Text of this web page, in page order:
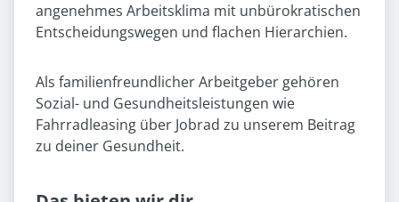
angenehmes Arbeitsklima mit unbürokratischen
Entscheidungswegen und flachen Hierarchien.
Als familienfreundlicher Arbeitgeber gehören
Sozial- und Gesundheitsleistungen wie
Fahrradleasing über Jobrad zu unserem Beitrag
zu deiner Gesundheit.